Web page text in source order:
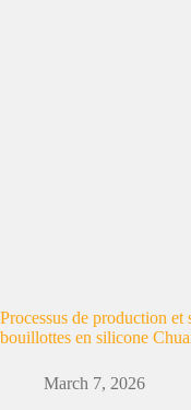
Processus de production et
bouillottes en silicone
March 7, 2026